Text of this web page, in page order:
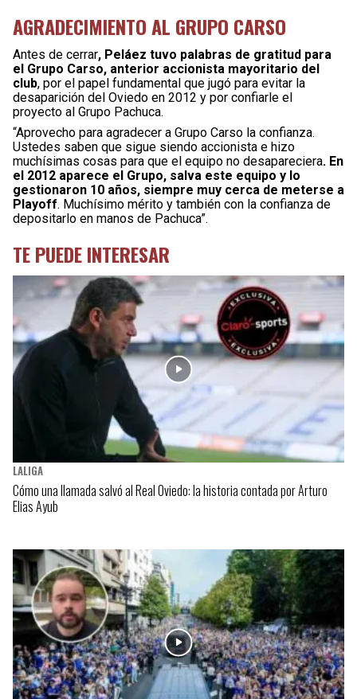
AGRADECIMIENTO AL GRUPO CARSO
Antes de cerrar, Peláez tuvo palabras de gratitud para
el Grupo Carso, anterior accionista mayoritario del
club, por el papel fundamental que jugó para evitar la
desaparición del Oviedo en 2012 y por confiarle el
proyecto al Grupo Pachuca.
“Aprovecho para agradecer a Grupo Carso la confianza.
Ustedes saben que sigue siendo accionista e hizo
muchísimas cosas para que el equipo no desapareciera. En
el 2012 aparece el Grupo, salva este equipo y lo
gestionaron 10 años, siempre muy cerca de meterse a
Playoff. Muchísimo mérito y también con la confianza de
depositarlo en manos de Pachuca”.
TE PUEDE INTERESAR
LALIGA
Cómo una llamada salvó al Real Oviedo: la historia contada por Arturo
Elias Ayub